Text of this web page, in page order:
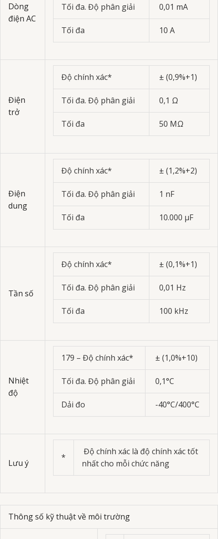
Dòng
điện AC
Tối đa. Độ phân giải 0,01 mA
Tối đa 10 A
Điện
trở
Độ chính xác* ± (0,9%+1)
Tối đa. Độ phân giải 0,1 Ω
Tối đa 50 MΩ
Điện
dung
Độ chính xác* ± (1,2%+2)
Tối đa. Độ phân giải 1 nF
Tối đa 10.000 µF
Tần số
Độ chính xác* ± (0,1%+1)
Tối đa. Độ phân giải 0,01 Hz
Tối đa 100 kHz
Nhiệt
độ
179 – Độ chính xác* ± (1,0%+10)
Tối đa. Độ phân giải 0,1°C
Dải đo -40°C/400°C
Lưu ý
*
Độ chính xác là độ chính xác tốt
nhất cho mỗi chức năng
Thông số kỹ thuật về môi trường